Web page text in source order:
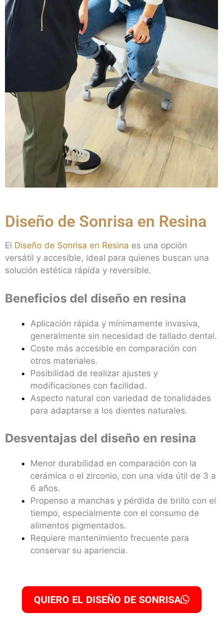
Diseño de Sonrisa en Resina
El Diseño de Sonrisa en Resina es una opción
versátil y accesible, ideal para quienes buscan una
solución estética rápida y reversible.
Beneficios del diseño en resina
Aplicación rápida y mínimamente invasiva,
generalmente sin necesidad de tallado dental.
Coste más accesible en comparación con
otros materiales.
Posibilidad de realizar ajustes y
modificaciones con facilidad.
Aspecto natural con variedad de tonalidades
para adaptarse a los dientes naturales.
Desventajas del diseño en resina
Menor durabilidad en comparación con la
cerámica o el zirconio, con una vida útil de 3 a
6 años.
Propenso a manchas y pérdida de brillo con el
tiempo, especialmente con el consumo de
alimentos pigmentados.
Requiere mantenimiento frecuente para
conservar su apariencia.
QUIERO EL DISEÑO DE SONRISA